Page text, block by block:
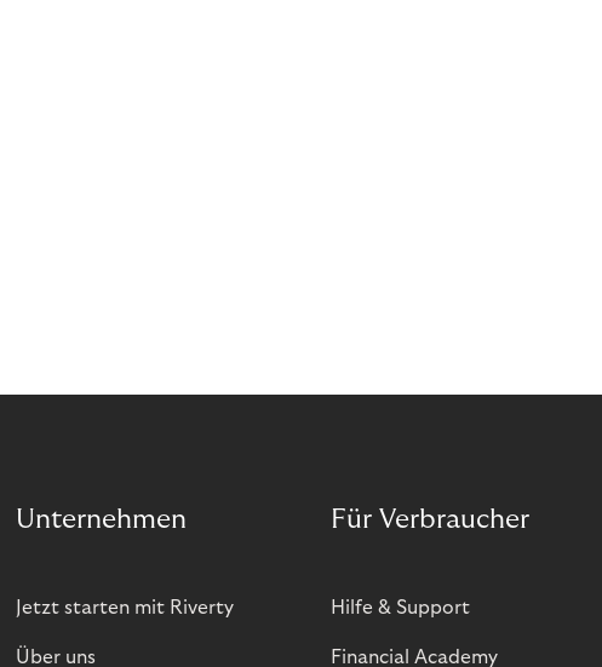
Unternehmen
Jetzt starten mit Riverty
Über uns
Für Verbraucher
Hilfe & Support
Financial Academy